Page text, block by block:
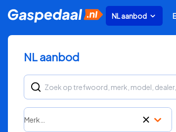
NL aanbod
NL aanbod
Merk…